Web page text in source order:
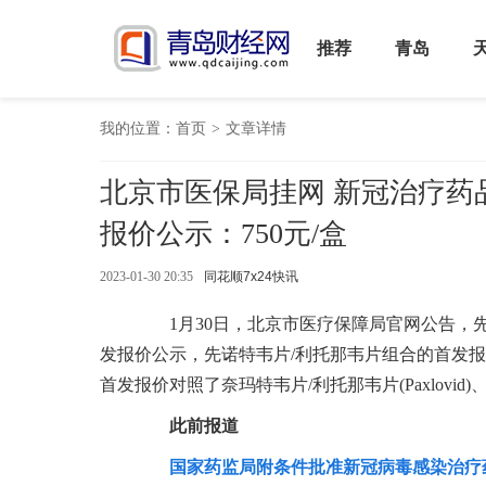
推荐 青岛
我的位置： 首页 > 文章详情
北京市医保局挂网 新冠治疗
报价公示：750元/盒
2023-01-30 20:35 同花顺7x24快讯
1月30日，北京市医疗保障局官网公告，
发报价公示，先诺特韦片/利托那韦片组合的首发
首发报价对照了奈玛特韦片/利托那韦片(Paxlovid)
此前报道
国家药监局附条件批准新冠病毒感染治